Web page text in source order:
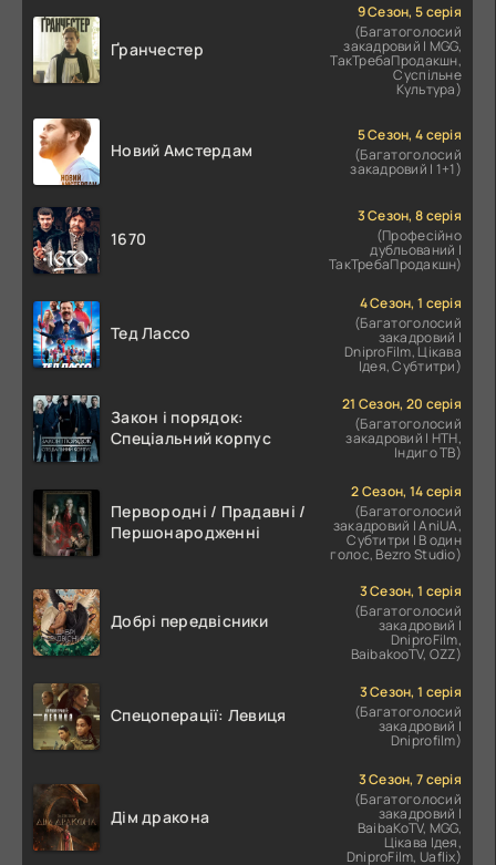
Ґранчестер
9 Сезон, 5 серія
(Багатоголосий
закадровий | MGG,
ТакТребаПродакшн,
Суспільне
Культура)
Новий Амстердам
5 Сезон, 4 серія
(Багатоголосий
закадровий | 1+1)
1670
3 Сезон, 8 серія
(Професійно
дубльований |
ТакТребаПродакшн)
Тед Лассо
4 Сезон, 1 серія
(Багатоголосий
закадровий |
DniproFilm, Цікава
Ідея, Субтитри)
Закон і порядок:
Спеціальний корпус
21 Сезон, 20 серія
(Багатоголосий
закадровий | НТН,
Індиго ТВ)
Первородні / Прадавні /
Першонародженні
2 Сезон, 14 серія
(Багатоголосий
закадровий | AniUA,
Субтитри | В один
голос, Bezro Studio)
Добрі передвісники
3 Сезон, 1 серія
(Багатоголосий
закадровий |
DniproFilm,
BaibakooTV, OZZ)
Спецоперації: Левиця
3 Сезон, 1 серія
(Багатоголосий
закадровий |
Dniprofilm)
Дім дракона
3 Сезон, 7 серія
(Багатоголосий
закадровий |
BaibaKoTV, MGG,
Цікава Ідея,
DniproFilm, Uaflix)